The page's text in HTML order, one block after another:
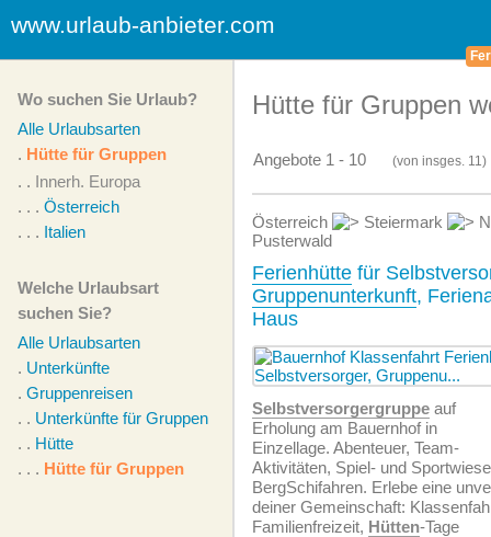
www.urlaub-anbieter.com
Wo suchen Sie Urlaub?
Alle Urlaubsarten
. Hütte für Gruppen
. . Innerh. Europa
. . . Österreich
. . . Italien
Welche Urlaubsart
suchen Sie?
Alle Urlaubsarten
. Unterkünfte
. Gruppenreisen
. . Unterkünfte für Gruppen
. . Hütte
. . . Hütte für Gruppen
Hütte für Gruppen
Angebote 1 - 10 (von insges. 11)
Österreich Steiermark
Pusterwald
Ferienhütte für
Gruppenunterkunft,
Haus
Selbstversorgergruppe auf
Erholung am Bauernhof in
Einzellage. Abenteuer, Team-
Aktivitäten, Spiel- und
BergSchifahren. Erlebe eine
deiner Gemeinschaft:
Familienfreizeit, Hütten-Tage